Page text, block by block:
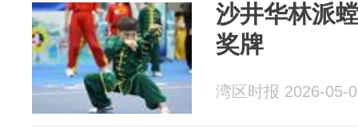
沙井华林派
奖牌
湾区时报 2026-05-